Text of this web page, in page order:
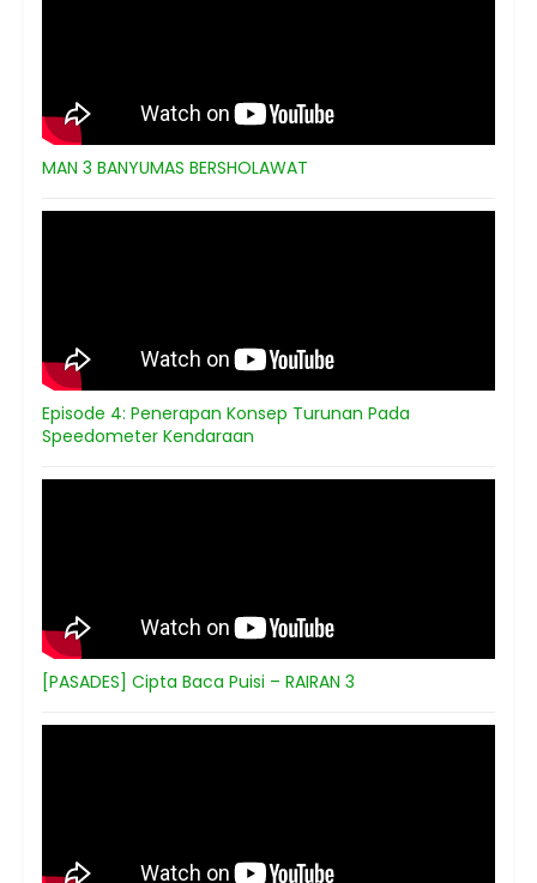
MAN 3 BANYUMAS BERSHOLAWAT
Episode 4: Penerapan Konsep Turunan Pada
Speedometer Kendaraan
[PASADES] Cipta Baca Puisi – RAIRAN 3